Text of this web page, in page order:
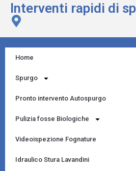
Interventi rapidi di
Home
Spurgo
Pronto intervento Autospurgo
Pulizia fosse Biologiche
Videoispezione Fognature
Idraulico Stura Lavandini